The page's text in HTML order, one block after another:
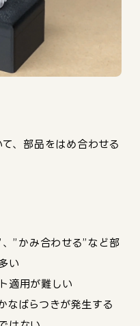
、部品をはめ合わせる
”かみ合わせる”など部
い
適用が難しい
なばらつきが発生する